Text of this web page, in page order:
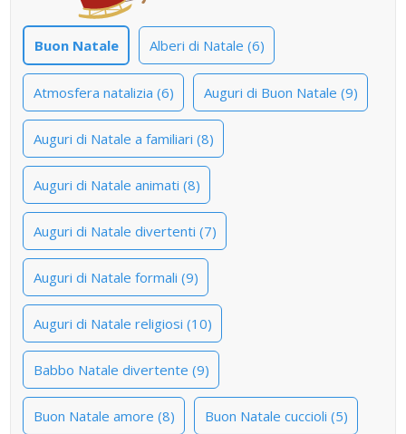
Buon Natale Alberi di Natale (6)
Atmosfera natalizia (6) Auguri di Buon Natale (9)
Auguri di Natale a familiari (8)
Auguri di Natale animati (8)
Auguri di Natale divertenti (7)
Auguri di Natale formali (9)
Auguri di Natale religiosi (10)
Babbo Natale divertente (9)
Buon Natale amore (8) Buon Natale cuccioli (5)